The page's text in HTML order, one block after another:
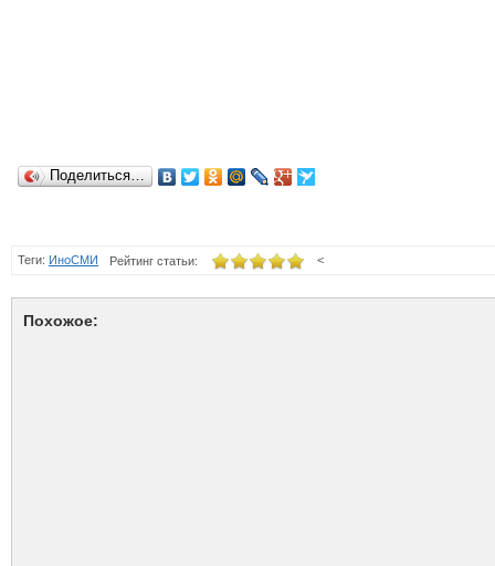
Поделиться…
Теги: ИноСМИ <
Рейтинг статьи:
Похожое: